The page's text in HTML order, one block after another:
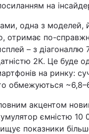
Лайт
Інциденти
Туризм
Погода
на
одна з моделей,
отримає по-
– з діагоналлю
2К. Це буде
на ринку:
обмежуються
акцентом
ємністю
показники